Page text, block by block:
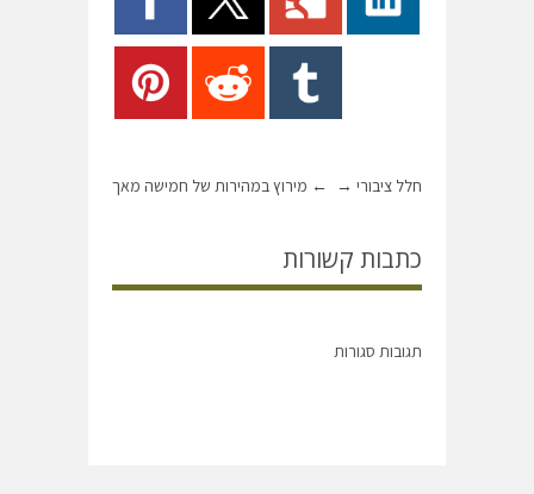
← מירוץ במהירות של חמישה מאך חלל ציבורי →
כתבות קשורות
תגובות סגורות